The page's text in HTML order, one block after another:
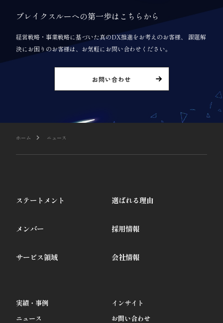
ブレイクスルーへの第一歩はこちらから
経営戦略・事業戦略に基づいた真のDX推進をお考えのお客様、 課題解
決にお困りのお客様は、お気軽にお問い合わせください。
お問い合わせ
ホーム ニュース
ステートメント 選ばれる理由
メンバー 採用情報
サービス領域 会社情報
実績・事例
インサイト
ニュース
お問い合わせ